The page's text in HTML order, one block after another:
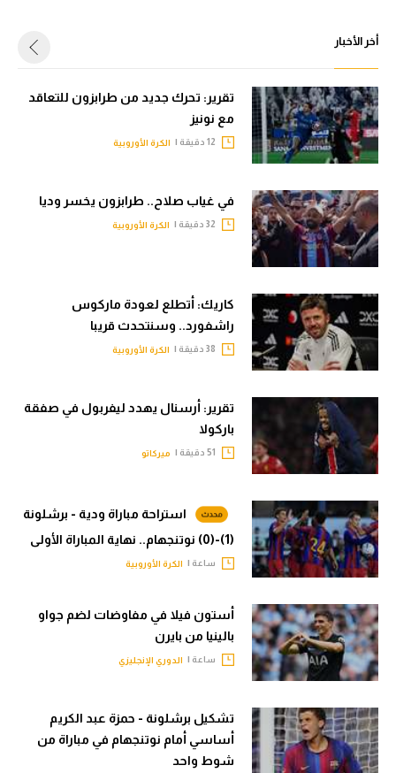
أخر الأخبار
تقرير: تحرك جديد من طرابزون للتعاقد
مع نونيز
الكرة الأوروبية
في غياب صلاح.. طرابزون يخسر وديا
الكرة الأوروبية
كاريك: أتطلع لعودة ماركوس
راشفورد.. وسنتحدث قريبا
الكرة الأوروبية
تقرير: أرسنال يهدد ليفربول في صفقة
باركولا
ميركاتو
استراحة مباراة ودية - برشلونة
(1)-(0) نوتنجهام.. نهاية المباراة الأولى
ساعة | الكرة الأوروبية
أستون فيلا في مفاوضات لضم جواو
بالينيا من بايرن
ساعة | الدوري الإنجليزي
تشكيل برشلونة - حمزة عبد الكريم
أساسي أمام نوتنجهام في مباراة من
شوط واحد